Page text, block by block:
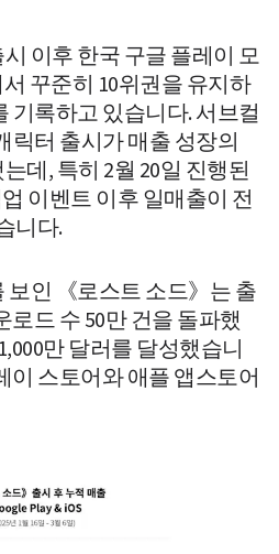
이후 한국 구글 플레이 모
꾸준히 10위권을 유지하
기록하고 있습니다. 서브컬
릭터 출시가 매출 성장의
데, 특히 2월 20일 진행된
이벤트 이후 일매출이 전
니다.
인 《로스트 소드》는 출
로드 수 50만 건을 돌파했
만 달러를 달성했습니
이 스토어와 애플 앱스토어